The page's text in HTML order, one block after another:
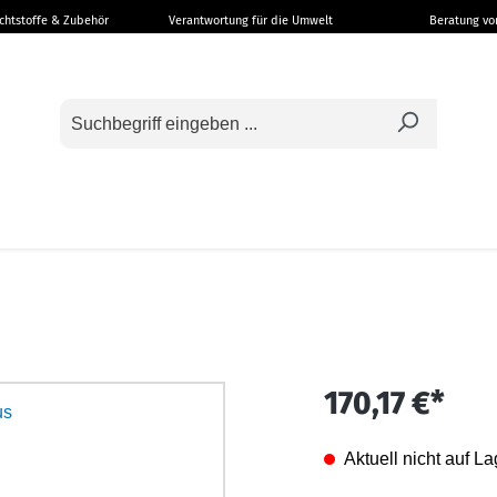
& Zubehör Verantwortung für die Umwelt Beratung
170,17 €*
Aktuell nicht auf